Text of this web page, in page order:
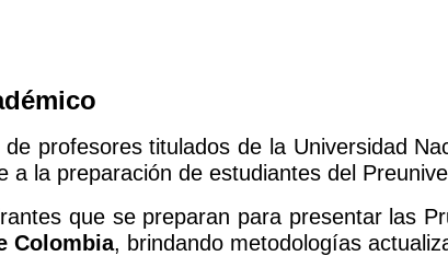
profesores titulados de la Universidad
a la preparación de estudiantes del
que se preparan para presentar las
Colombia, brindando metodologías